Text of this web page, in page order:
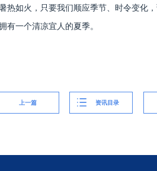
热如火，只要我们顺应季节、时令变化
有一个清凉宜人的夏季。
上一篇 资讯目录